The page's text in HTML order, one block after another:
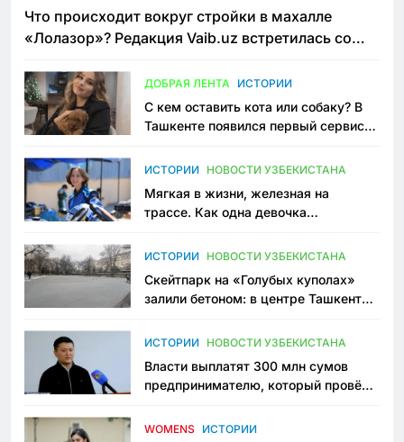
Что происходит вокруг стройки в махалле
«Лолазор»? Редакция Vaib.uz встретилась со
ДОБРАЯ ЛЕНТА ИСТОРИИ
С кем оставить кота или собаку? В
Ташкенте появился первый сервис
ИСТОРИИ НОВОСТИ УЗБЕКИСТАНА
Мягкая в жизни, железная на
трассе. Как одна девочка
Узбекистане
ИСТОРИИ НОВОСТИ УЗБЕКИСТАНА
Скейтпарк на «Голубых куполах»
залили бетоном: в центре Ташкента
пространство
ИСТОРИИ НОВОСТИ УЗБЕКИСТАНА
Власти выплатят 300 млн сумов
предпринимателю, который провёл
приговору
WOMENS ИСТОРИИ